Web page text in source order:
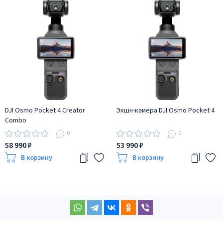
DJI Osmo Pocket 4 Creator
Combo
0
58 990 ₽
В корзину
Экшн-камера DJI Osmo Pocket 4
0
53 990 ₽
В корзину